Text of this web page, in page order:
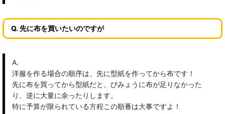
Q. 先に布を買いたいのですが
A.
洋服を作る場合の順序は、先に型紙を作ってから布です！
先に布を買ってから型紙だと、びみょうに布が足りなかった
り、逆に大量に余ったりします。
特に予算が限られている方程この順番は大事ですよ！